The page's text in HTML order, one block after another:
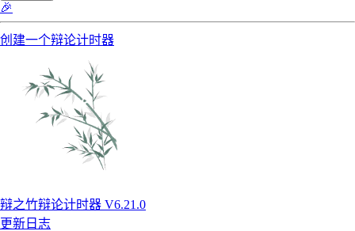
🎉
创建一个辩论计时器
辩之竹辩论计时器 V6.21.0
更新日志